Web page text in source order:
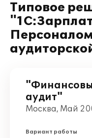
Типовое
аудит"
Москва, Май
Вариант работы